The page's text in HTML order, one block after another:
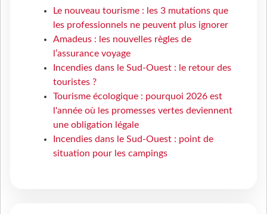
Le nouveau tourisme : les 3 mutations que
les professionnels ne peuvent plus ignorer
Amadeus : les nouvelles règles de
l’assurance voyage
Incendies dans le Sud-Ouest : le retour des
touristes ?
Tourisme écologique : pourquoi 2026 est
l'année où les promesses vertes deviennent
une obligation légale
Incendies dans le Sud-Ouest : point de
situation pour les campings